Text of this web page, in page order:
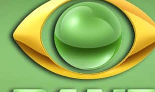
ao vivo no Natal